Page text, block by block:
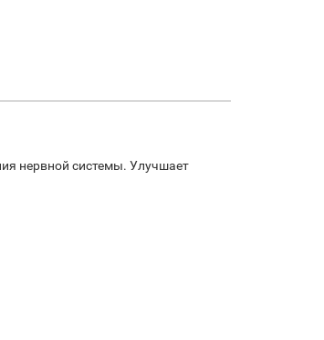
нервной системы. Улучшает